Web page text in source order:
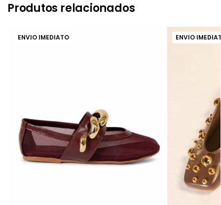
Produtos relacionados
ENVIO IMEDIATO ENVIO